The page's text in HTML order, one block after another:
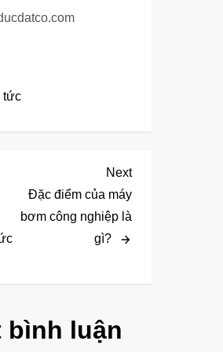
tức
Next
Post
Next
Đặc điểm của máy
bơm công nghiệp là
gì?
bình luận